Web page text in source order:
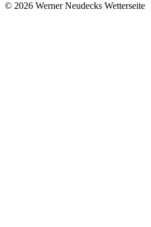
© 2026 Werner Neudecks Wetterseite